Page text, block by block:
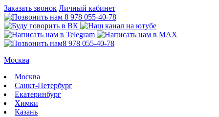
Заказать звонок Личный кабинет
8 978 055-40-78
8 978 055-40-78
Москва
Москва
Санкт-Петербург
Екатеринбург
Химки
Казань